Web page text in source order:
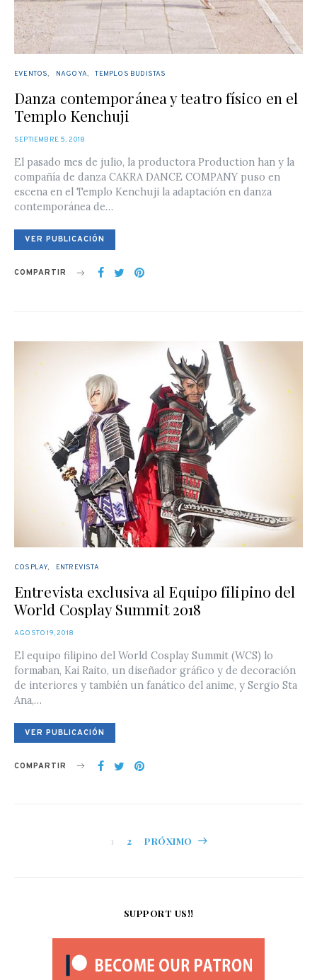
EVENTOS NAGOYA TEMPLOS BUDISTAS
Danza contemporánea y teatro físico en el
Templo Kenchuji
POSTED
SEPTIEMBRE 5, 2018
El pasado mes de julio, la productora Production han y la
compañía de danza CAKRA DANCE COMPANY puso en
escena en el Templo Kenchuji la adaptación en danza
contemporánea de…
VER PUBLICACIÓN
COMPARTIR
COSPLAY ENTREVISTA
Entrevista exclusiva al Equipo filipino del
World Cosplay Summit 2018
POSTED
AGOSTO 19, 2018
El equipo filipino del World Cosplay Summit (WCS) lo
formaban, Kai Raito, un diseñador gráfico y de decoración
de interiores y también un fanático del anime, y Sergio Sta
Ana,…
VER PUBLICACIÓN
COMPARTIR
Paginación
1 2 PRÓXIMO
SUPPORT US!!